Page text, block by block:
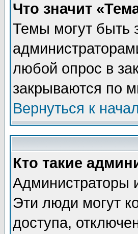
Что значит
Темы могут быть
любой опрос в
закрываются по
Вернуться к
Кто такие
Администраторы
Эти люди могут
доступа,